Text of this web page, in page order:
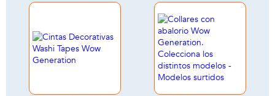
graciosas figuritas!